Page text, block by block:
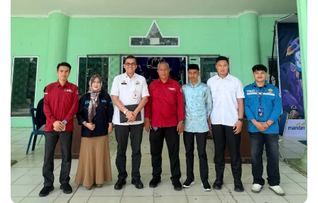
u
n
M
a
h
a
s
i
s
a
U
I